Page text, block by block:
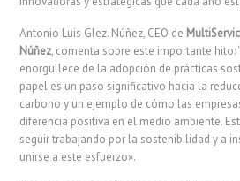
Antonio Luis Glez. Núñez, CEO de
Núñez, comenta sobre este importante hito:
enorgullece de la adopción de prácticas
papel es un paso significativo hacia la
carbono y un ejemplo de cómo las
diferencia positiva en el medio ambiente.
seguir trabajando por la sostenibilidad y a
unirse a este esfuerzo».